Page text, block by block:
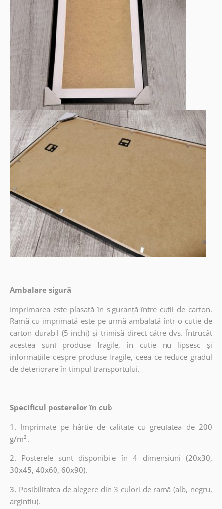
Ambalare sigură
Imprimarea este plasată în siguranță între cutii de carton.
Ramă cu imprimată este pe urmă ambalată într-o cutie de
carton durabil (5 inchi) și trimisă direct către dvs. Întrucât
acestea sunt produse fragile, în cutie nu lipsesc și
informațiile despre produse fragile, ceea ce reduce gradul
de deteriorare în timpul transportului.
Specificul posterelor în cub
1. Imprimate pe hârtie de calitate cu greutatea de200
g/m² .
2. Posterele sunt disponibile în 4 dimensiuni (20x30,
30x45, 40x60, 60x90).
3. Posibilitatea de alegere din 3 culori de ramă (alb, negru,
argintiu).